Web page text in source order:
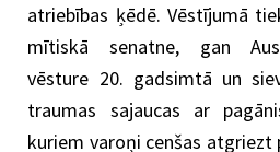
atriebības ķēdē. Vēstījumā
mītiskā senatne, gan
vēsture 20. gadsimtā un
traumas sajaucas ar
kuriem varoņi cenšas atgriezt